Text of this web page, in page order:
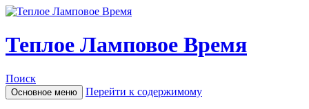
Теплое Ламповое Время
Поиск
Основное меню Перейти к содержимому